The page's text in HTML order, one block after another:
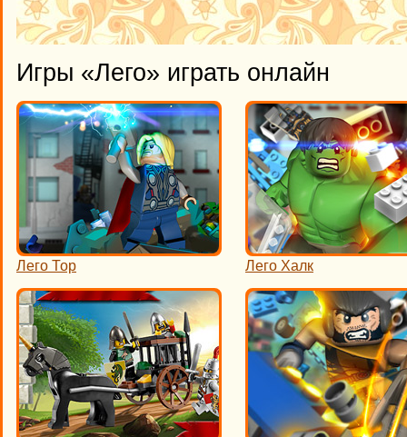
Игры «Лего» играть онлайн
Лего Тор Лего Халк